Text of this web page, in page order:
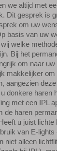
we altijd met
Dit gesprek is
om uw
basis van uw
welke
Bij het
om naar
makkelijker om
aangezien
donkere haren
met een IPL
de haren
u juist lichte
van E-lights
niet alleen